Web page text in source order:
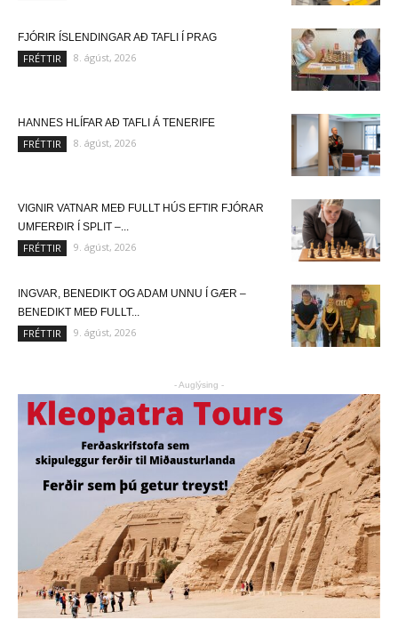
FJÓRIR ÍSLENDINGAR AÐ TAFLI Í PRAG
FRÉTTIR 8. ágúst, 2026
HANNES HLÍFAR AÐ TAFLI Á TENERIFE
FRÉTTIR 8. ágúst, 2026
VIGNIR VATNAR MEÐ FULLT HÚS EFTIR FJÓRAR
UMFERÐIR Í SPLIT –...
FRÉTTIR 9. ágúst, 2026
INGVAR, BENEDIKT OG ADAM UNNU Í GÆR –
BENEDIKT MEÐ FULLT...
FRÉTTIR 9. ágúst, 2026
- Auglýsing -